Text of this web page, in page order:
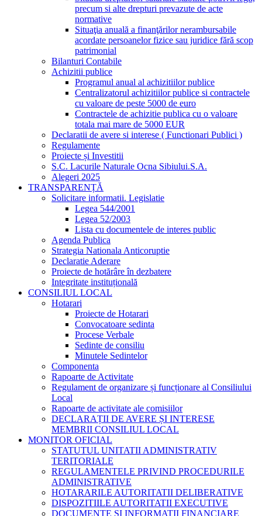
precum si alte drepturi prevazute de acte
normative
Situaţia anuală a finanţărilor nerambursabile
acordate persoanelor fizice sau juridice fără scop
patrimonial
Bilanturi Contabile
Achizitii publice
Programul anual al achizitiilor publice
Centralizatorul achizitiilor publice si contractele
cu valoare de peste 5000 de euro
Contractele de achizitie publica cu o valoare
totala mai mare de 5000 EUR
Declaratii de avere si interese ( Functionari Publici )
Regulamente
Proiecte și Investitii
S.C. Lacurile Naturale Ocna Sibiului.S.A.
Alegeri 2025
TRANSPARENȚĂ
Solicitare informatii. Legislatie
Legea 544/2001
Legea 52/2003
Lista cu documentele de interes public
Agenda Publica
Strategia Nationala Anticoruptie
Declaratie Aderare
Proiecte de hotărâre în dezbatere
Integritate instituțională
CONSILIUL LOCAL
Hotarari
Proiecte de Hotarari
Convocatoare sedinta
Procese Verbale
Sedinte de consiliu
Minutele Sedintelor
Componenta
Rapoarte de Activitate
Regulament de organizare și funcționare al Consiliului
Local
Rapoarte de activitate ale comisiilor
DECLARAȚII DE AVERE ȘI INTERESE
MEMBRII CONSILIUL LOCAL
MONITOR OFICIAL
STATUTUL UNITATII ADMINISTRATIV
TERITORIALE
REGULAMENTELE PRIVIND PROCEDURILE
ADMINISTRATIVE
HOTARARILE AUTORITATII DELIBERATIVE
DISPOZITIILE AUTORITATII EXECUTIVE
DOCUMENTE SI INFORMATII FINANCIARE